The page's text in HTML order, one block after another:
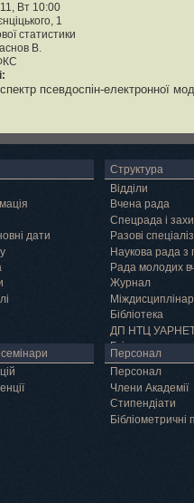
Вт 10:00
1
статистики
В.
псевдоспін-електронної
дати
Структура
Відділи
Вчена рада
Спецрада і
Разові
Наукова рада з
Рада молодих
Журнал
Бібліотека
ДП НТЦ
Грід
Персонал
Персонал
Члени Академії
Cтипендіати
Бібліометричні